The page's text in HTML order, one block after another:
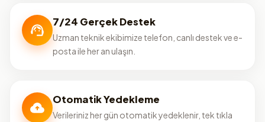
7/24 Gerçek Destek
Uzman teknik ekibimize telefon, canlı destek ve e-
posta ile her an ulaşın.
Otomatik Yedekleme
Verileriniz her gün otomatik yedeklenir, tek tıkla